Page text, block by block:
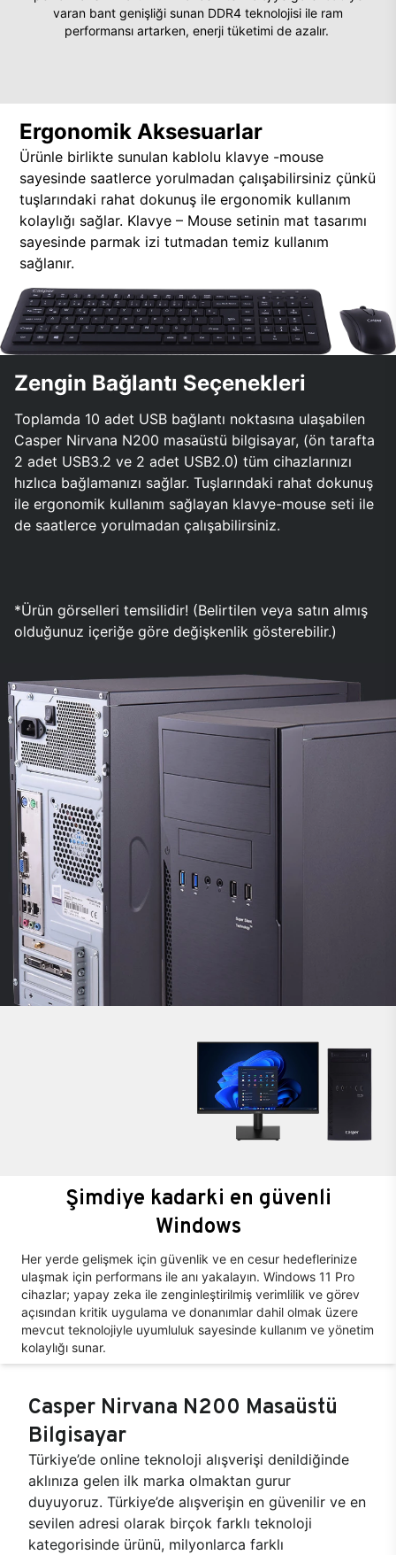
varan bant genişliği sunan DDR4 teknolojisi ile ram
performansı artarken, enerji tüketimi de azalır.
Ergonomik Aksesuarlar
Ürünle birlikte sunulan kablolu klavye -mouse
sayesinde saatlerce yorulmadan çalışabilirsiniz çünkü
tuşlarındaki rahat dokunuş ile ergonomik kullanım
kolaylığı sağlar. Klavye – Mouse setinin mat tasarımı
sayesinde parmak izi tutmadan temiz kullanım
sağlanır.
Zengin Bağlantı Seçenekleri
Toplamda 10 adet USB bağlantı noktasına ulaşabilen
Casper Nirvana N200 masaüstü bilgisayar, (ön tarafta
2 adet USB3.2 ve 2 adet USB2.0) tüm cihazlarınızı
hızlıca bağlamanızı sağlar. Tuşlarındaki rahat dokunuş
ile ergonomik kullanım sağlayan klavye-mouse seti ile
de saatlerce yorulmadan çalışabilirsiniz.
*Ürün görselleri temsilidir! (Belirtilen veya satın almış
olduğunuz içeriğe göre değişkenlik gösterebilir.)
Şimdiye kadarki en güvenli
Windows
Her yerde gelişmek için güvenlik ve en cesur hedeflerinize
ulaşmak için performans ile anı yakalayın. Windows 11 Pro
cihazlar; yapay zeka ile zenginleştirilmiş verimlilik ve görev
açısından kritik uygulama ve donanımlar dahil olmak üzere
mevcut teknolojiyle uyumluluk sayesinde kullanım ve yönetim
kolaylığı sunar.
Casper Nirvana N200 Masaüstü
Bilgisayar
Türkiye’de online teknoloji alışverişi denildiğinde
aklınıza gelen ilk marka olmaktan gurur
duyuyoruz. Türkiye’de alışverişin en güvenilir ve en
sevilen adresi olarak birçok farklı teknoloji
kategorisinde ürünü, milyonlarca farklı